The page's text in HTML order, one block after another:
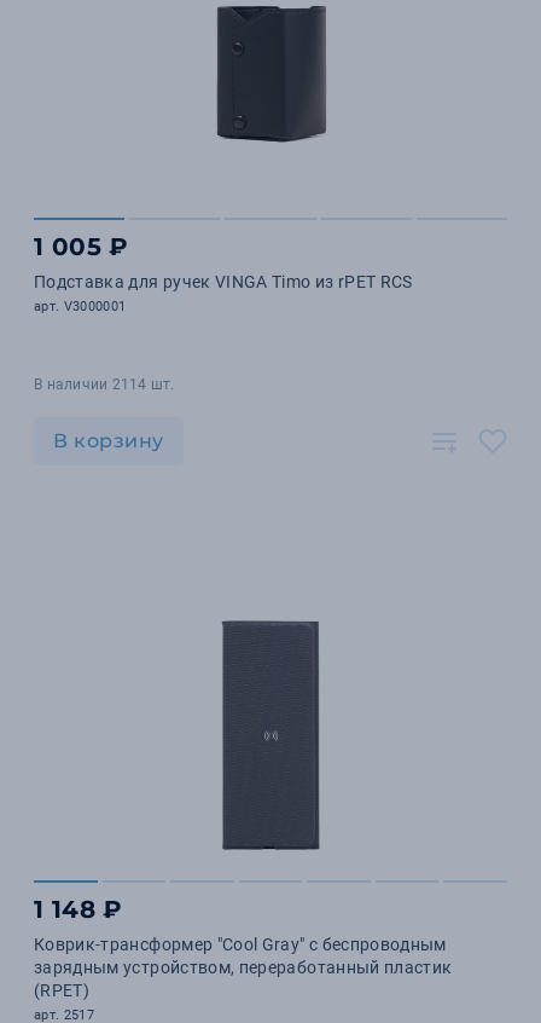
1 005 ₽
Подставка для ручек VINGA Timo из rPET RCS
арт. V3000001
В наличии 2114 шт.
В корзину
1 148 ₽
Коврик-трансформер "Cool Gray" с беспроводным
зарядным устройством, переработанный пластик
(RPET)
арт. 2517